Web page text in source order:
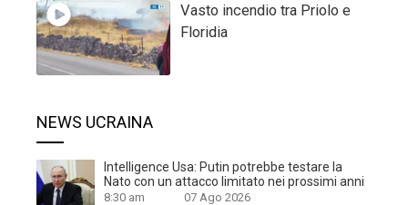
Vasto incendio tra Priolo e
Floridia
NEWS UCRAINA
Intelligence Usa: Putin potrebbe testare la
Nato con un attacco limitato nei prossimi anni
8:30 am 07 Ago 2026